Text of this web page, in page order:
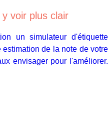
voir plus clair
un simulateur d'étiquette
de la note de votre
envisager pour l'améliorer.